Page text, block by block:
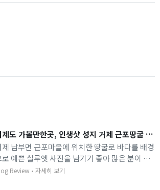
거제도 가볼만한곳, 인생샷 성지 거제 근포땅굴 실루엣 촬영 팁
제 남부면 근포마을에 위치한 땅굴로 바다를 배경
로 예쁜 실루엣 사진을 남기기 좋아 많은 분이 찾
니다.
Review • 자세히 보기